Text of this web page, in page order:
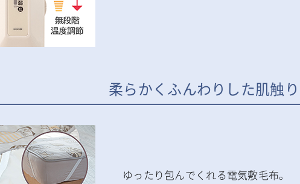
柔らかくふんわりした肌触り
ゆったり包んでくれる電気敷毛布。